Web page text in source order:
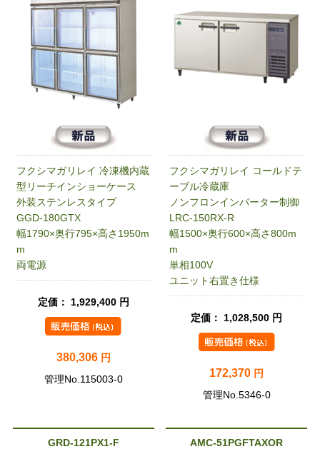
フクシマガリレイ 冷凍機内蔵
型リーチインショーケース
外装ステンレスタイプ
GGD-180GTX
幅1790×奥行795×高さ1950m
m
両電源
定価： 1,929,400 円
380,306 円
管理No.115003-0
フクシマガリレイ コールドテ
ーブル冷蔵庫
ノンフロンインバーター制御
LRC-150RX-R
幅1500×奥行600×高さ800m
m
単相100V
ユニット右置き仕様
定価： 1,028,500 円
172,370 円
管理No.5346-0
GRD-121PX1-F AMC-51PGFTAXOR